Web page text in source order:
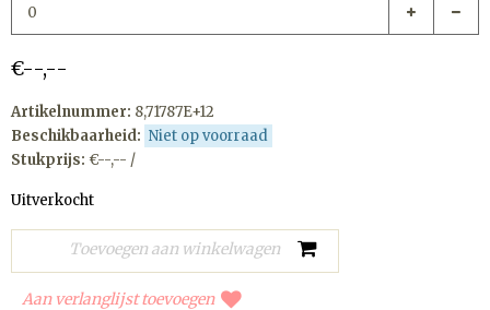
€--,--
Artikelnummer: 8,71787E+12
Beschikbaarheid: Niet op voorraad
Stukprijs: €--,-- /
Uitverkocht
Aan verlanglijst toevoegen